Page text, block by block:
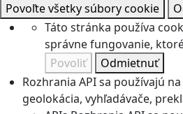
Povoľte všetky súbory cookie
Táto stránka používa
správne fungovanie,
Povoliť
Odmietnuť
Rozhrania API sa používajú
geolokácia, vyhľadávače,